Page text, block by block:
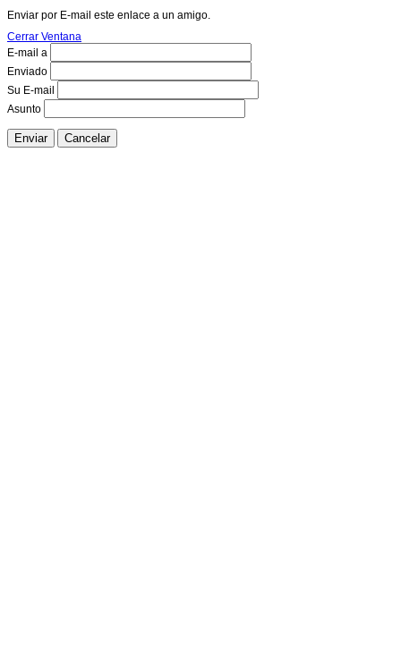
Enviar por E-mail este enlace a un amigo.
Cerrar Ventana
E-mail a
Enviado
Su E-mail
Asunto
Enviar Cancelar